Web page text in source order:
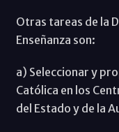
Otras tareas de la
Enseñanza son:
a) Seleccionar y
Católica en los
del Estado y de la